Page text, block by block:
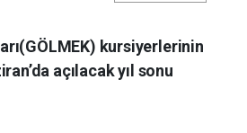
kursiyerlerinin
açılacak yıl sonu